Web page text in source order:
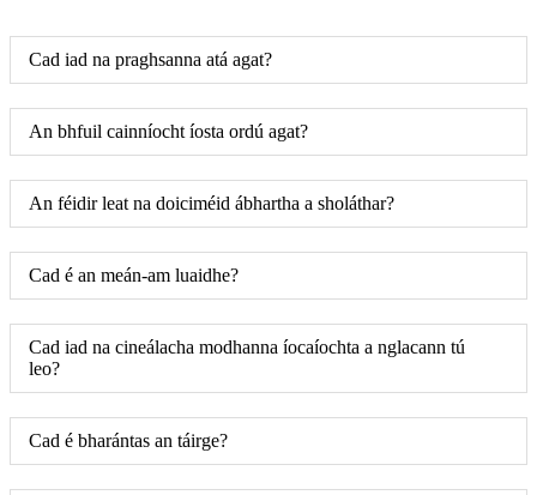
Cad iad na praghsanna atá agat?
An bhfuil cainníocht íosta ordú agat?
An féidir leat na doiciméid ábhartha a sholáthar?
Cad é an meán-am luaidhe?
Cad iad na cineálacha modhanna íocaíochta a nglacann tú
leo?
Cad é bharántas an táirge?